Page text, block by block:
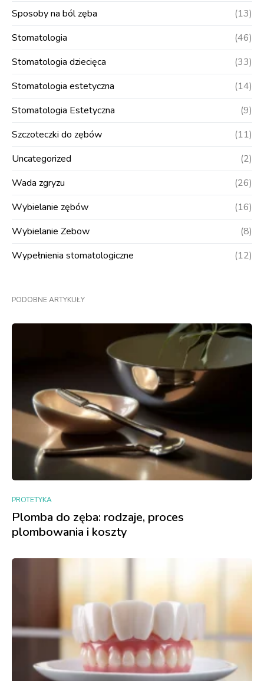
Sposoby na ból zęba
(13)
Stomatologia
(46)
Stomatologia dziecięca
(33)
Stomatologia estetyczna
(14)
Stomatologia Estetyczna
(9)
Szczoteczki do zębów
(11)
Uncategorized
(2)
Wada zgryzu
(26)
Wybielanie zębów
(16)
Wybielanie Zebow
(8)
Wypełnienia stomatologiczne
(12)
PODOBNE ARTYKUŁY
PROTETYKA
Plomba do zęba: rodzaje, proces
plombowania i koszty